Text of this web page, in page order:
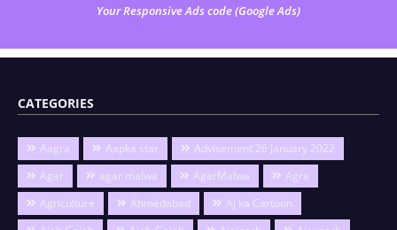
Your Responsive Ads code (Google Ads)
CATEGORIES
Aagra Aapka star
Advisement 26 January 2022
Agar
agar malwa AgarMalwa
Agra
Agriculture
Ahmedabad
Aj ka Cartoon